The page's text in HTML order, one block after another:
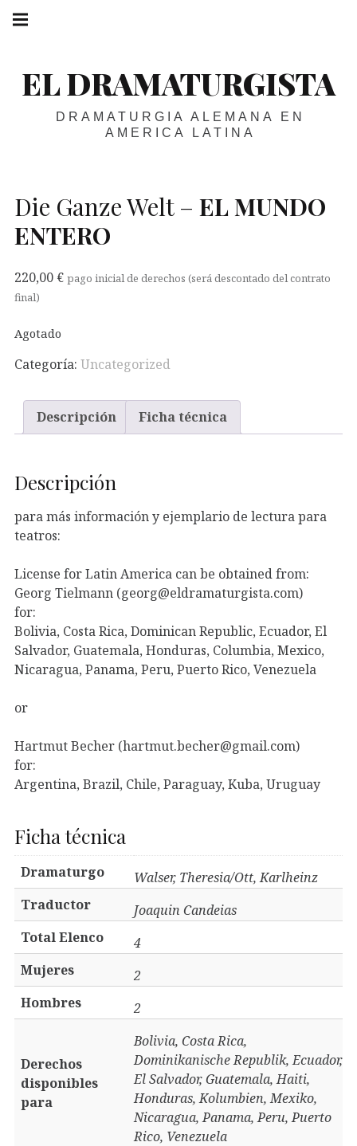
Skip
EL DRAMATURGISTA
DRAMATURGIA ALEMANA EN
AMERICA LATINA
navigation
Die Ganze Welt – EL MUNDO
ENTERO
220,00 € pago inicial de derechos (será descontado del contrato
final)
Agotado
Categoría: Uncategorized
Descripción Ficha técnica
Descripción
para más información y ejemplario de lectura para
teatros:
License for Latin America can be obtained from:
Georg Tielmann (georg@eldramaturgista.com)
for:
Bolivia, Costa Rica, Dominican Republic, Ecuador, El
Salvador, Guatemala, Honduras, Columbia, Mexico,
Nicaragua, Panama, Peru, Puerto Rico, Venezuela
or
Hartmut Becher (hartmut.becher@gmail.com)
for:
Argentina, Brazil, Chile, Paraguay, Kuba, Uruguay
Ficha técnica
Dramaturgo
Walser, Theresia/Ott, Karlheinz
Traductor
Joaquin Candeias
Total Elenco
4
Mujeres
2
Hombres
2
Derechos
disponibles
para
Bolivia, Costa Rica,
Dominikanische Republik, Ecuador,
El Salvador, Guatemala, Haiti,
Honduras, Kolumbien, Mexiko,
Nicaragua, Panama, Peru, Puerto
Rico, Venezuela